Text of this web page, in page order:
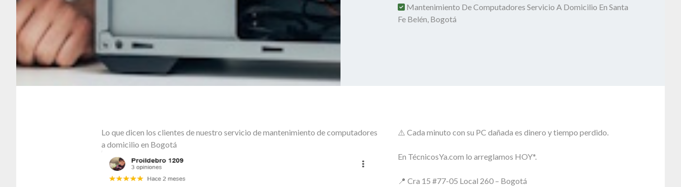
Mantenimiento De Computadores Servicio A Domicilio En Santa
Fe Belén, Bogotá
Lo que dicen los clientes de nuestro servicio de mantenimiento de computadores
a domicilio en Bogotá
⚠️ Cada minuto con su PC dañada es dinero y tiempo perdido.
En TécnicosYa.com lo arreglamos HOY*.
📍 Cra 15 #77-05 Local 260 – Bogotá